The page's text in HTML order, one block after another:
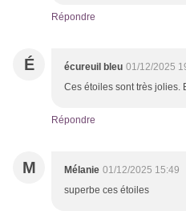
Répondre
É écureuil bleu 01/12/2025
Ces étoiles sont très jolies.
Répondre
M Mélanie 01/12/2025 15:49
superbe ces étoiles